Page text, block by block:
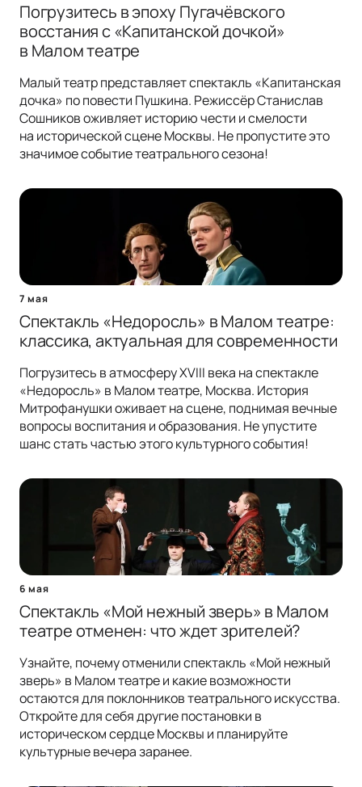
Погрузитесь в эпоху Пугачёвского
восстания с «Капитанской дочкой»
в Малом театре
Малый театр представляет спектакль «Капитанская
дочка» по повести Пушкина. Режиссёр Станислав
Сошников оживляет историю чести и смелости
на исторической сцене Москвы. Не пропустите это
значимое событие театрального сезона!
7 мая
Спектакль «Недоросль» в Малом театре:
классика, актуальная для современности
Погрузитесь в атмосферу XVIII века на спектакле
«Недоросль» в Малом театре, Москва. История
Митрофанушки оживает на сцене, поднимая вечные
вопросы воспитания и образования. Не упустите
шанс стать частью этого культурного события!
6 мая
Спектакль «Мой нежный зверь» в Малом
театре отменен: что ждет зрителей?
Узнайте, почему отменили спектакль «Мой нежный
зверь» в Малом театре и какие возможности
остаются для поклонников театрального искусства.
Откройте для себя другие постановки в
историческом сердце Москвы и планируйте
культурные вечера заранее.